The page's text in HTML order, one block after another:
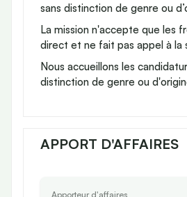
sans distinction de genre ou
La mission n'accepte que les
direct et ne fait pas appel à la
Nous accueillons les
distinction de genre ou
APPORT D'AFFAIRES
Apporteur d'affaires